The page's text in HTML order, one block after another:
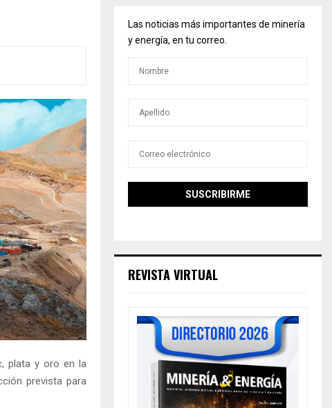
plata y oro en la
prevista para
Las noticias más importantes de minería
y energía, en tu correo.
REVISTA VIRTUAL